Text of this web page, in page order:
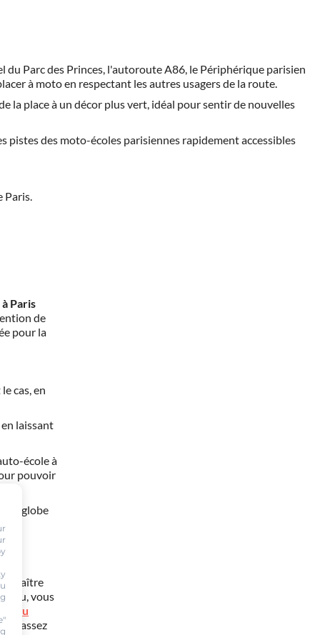
du Parc des Princes, l'autoroute A86, le Périphérique parisien
à moto en respectant les autres usagers de la route.
la place à un décor plus vert, idéal pour sentir de nouvelles
pistes des moto-écoles parisiennes rapidement accessibles
Paris.
Paris
de
pour la
cas, en
laissant
école à
pouvoir
englobe
vous
du
assez